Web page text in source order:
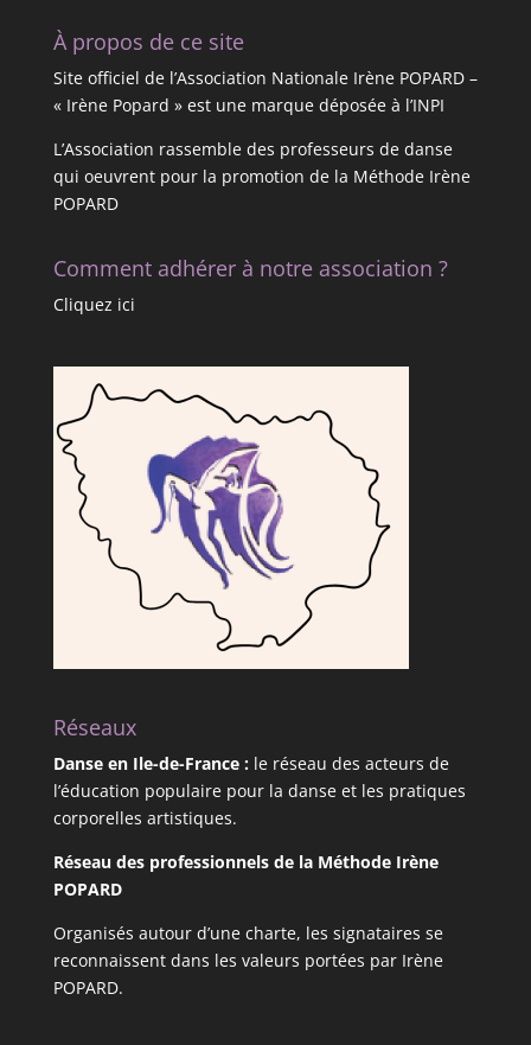
À propos de ce site
Site officiel de l’Association Nationale Irène POPARD –
« Irène Popard » est une marque déposée à l’INPI
L’Association rassemble des professeurs de danse
qui oeuvrent pour la promotion de la Méthode Irène
POPARD
Comment adhérer à notre association ?
Cliquez ici
Réseaux
Danse en Ile-de-France:le réseau des acteurs de
l’éducation populaire pour la danse et les pratiques
corporelles artistiques.
Réseau des professionnels de la Méthode Irène
POPARD
Organisés autour d’une charte, les signataires se
reconnaissent dans les valeurs portées par Irène
POPARD.